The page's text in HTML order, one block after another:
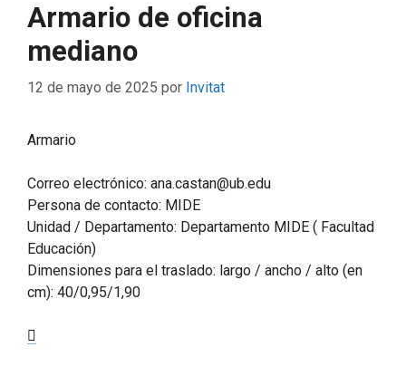
Armario de oficina
mediano
12 de mayo de 2025 por Invitat
Armario
Correo electrónico: ana.castan@ub.edu
Persona de contacto: MIDE
Unidad / Departamento: Departamento MIDE ( Facultad
Educación)
Dimensiones para el traslado: largo / ancho / alto (en
cm): 40/0,95/1,90